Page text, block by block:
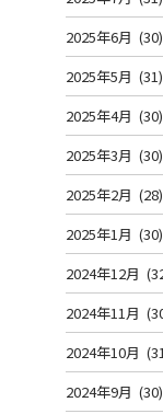
2025年6月 (30)
2025年5月 (31)
2025年4月 (30)
2025年3月 (30)
2025年2月 (28)
2025年1月 (30)
2024年12月
2024年11月
2024年10月
2024年9月 (30)